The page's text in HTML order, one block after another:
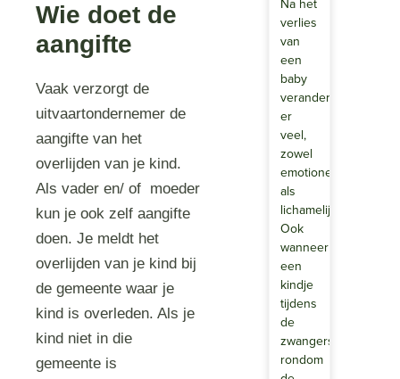
Wie doet de
aangifte
Vaak verzorgt de
uitvaartondernemer de
aangifte van het
overlijden van je kind.
Als vader en/ of moeder
kun je ook zelf aangifte
doen. Je meldt het
overlijden van je kind bij
de gemeente waar je
kind is overleden. Als je
kind niet in die
gemeente is
Na het
verlies
van
een
baby
verandert
er
veel,
zowel
emotioneel
als
lichamelijk.
Ook
wanneer
een
kindje
tijdens
de
zwangerschap,
rondom